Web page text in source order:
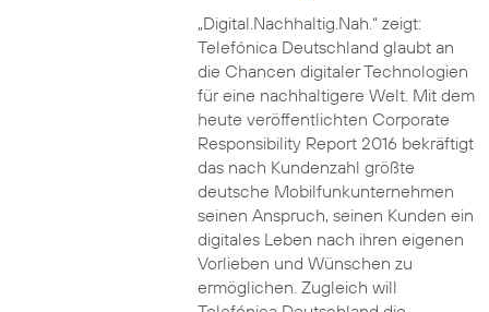
„Digital.Nachhaltig.Nah.“ zeigt:
Telefónica Deutschland glaubt an
die Chancen digitaler Technologien
für eine nachhaltigere Welt. Mit dem
heute veröffentlichten Corporate
Responsibility Report 2016 bekräftigt
das nach Kundenzahl größte
deutsche Mobilfunkunternehmen
seinen Anspruch, seinen Kunden ein
digitales Leben nach ihren eigenen
Vorlieben und Wünschen zu
ermöglichen. Zugleich will